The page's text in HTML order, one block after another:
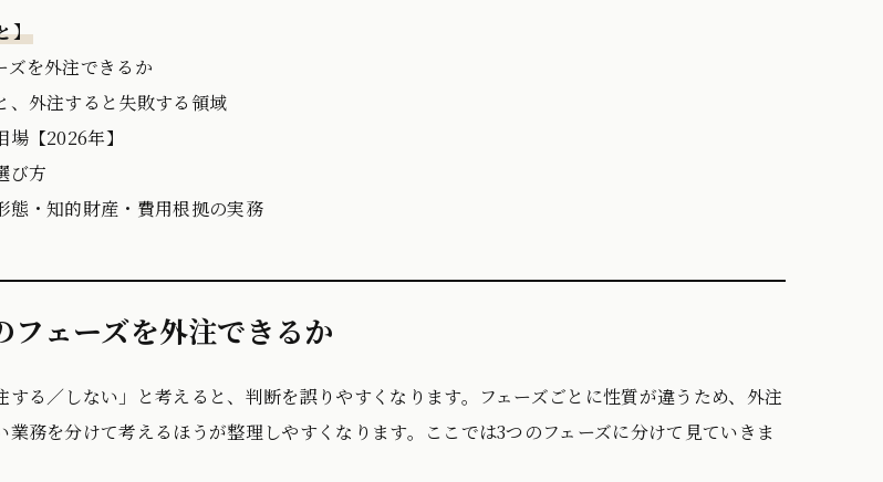
】
ズを外注できるか
、外注すると失敗する領域
場【2026年】
び方
態・知的財産・費用根拠の実務
フェーズを外注できるか
する／しない」と考えると、判断を誤りやすくなります。フェーズごとに性質が違うため、外注
業務を分けて考えるほうが整理しやすくなります。ここでは3つのフェーズに分けて見ていきま